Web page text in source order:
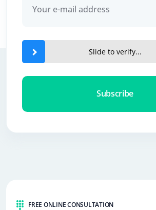
Slide to verify...
Subscribe
FREE ONLINE CONSULTATION